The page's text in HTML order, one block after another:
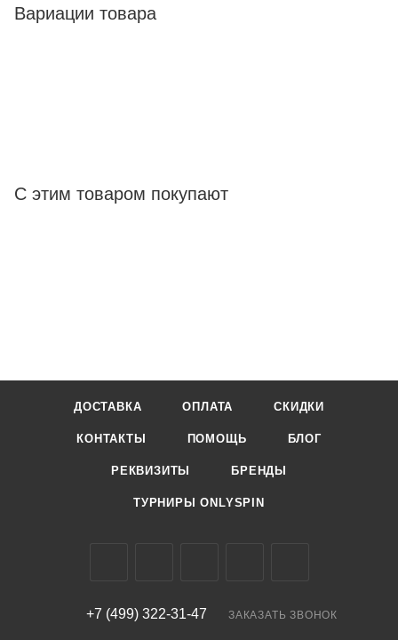
Вариации товара
С этим товаром покупают
ДОСТАВКА ОПЛАТА СКИДКИ
КОНТАКТЫ ПОМОЩЬ БЛОГ
РЕКВИЗИТЫ БРЕНДЫ
ТУРНИРЫ ONLYSPIN
+7 (499) 322-31-47 ЗАКАЗАТЬ ЗВОНОК